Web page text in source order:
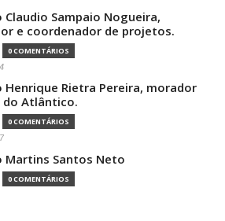
Sampaio Nogueira,
e coordenador de projetos.
0 COMENTÁRIOS
Henrique Rietra Pereira, morador
do Atlântico.
0 COMENTÁRIOS
Martins Santos Neto
0 COMENTÁRIOS